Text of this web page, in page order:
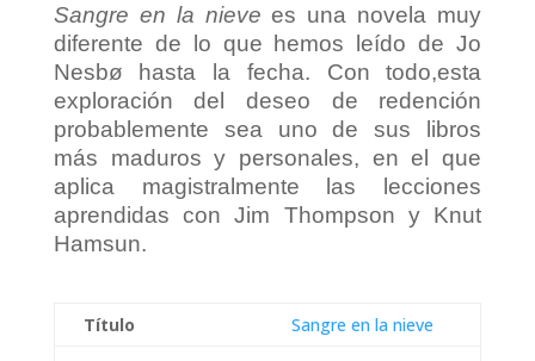
Sangre en la nieve es una novela muy
diferente de lo que hemos leído de Jo
Nesbø hasta la fecha. Con todo,esta
exploración del deseo de redención
probablemente sea uno de sus libros
más maduros y personales, en el que
aplica magistralmente las lecciones
aprendidas con Jim Thompson y Knut
Hamsun.
Título
Sangre en la nieve